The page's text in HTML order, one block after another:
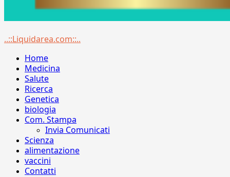
Menu
..::Liquidarea.com::..
Home
Medicina
Salute
Ricerca
Genetica
biologia
Com. Stampa
Invia Comunicati
Scienza
alimentazione
vaccini
Contatti